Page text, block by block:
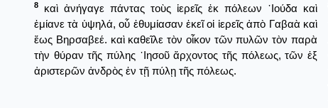
8
καὶ ἀνήγαγε πάντας τοὺς ἱερεῖς ἐκ πόλεων ᾿Ιούδα καὶ
ἐμίανε τὰ ὑψηλά, οὗ ἐθυμίασαν ἐκεῖ οἱ ἱερεῖς ἀπὸ Γαβαὰ καὶ
ἕως Βηρσαβεέ. καὶ καθεῖλε τὸν οἶκον τῶν πυλῶν τὸν παρὰ
τὴν θύραν τῆς πύλης ᾿Ιησοῦ ἄρχοντος τῆς πόλεως, τῶν ἐξ
ἀριστερῶν ἀνδρὸς ἐν τῇ πύλῃ τῆς πόλεως.